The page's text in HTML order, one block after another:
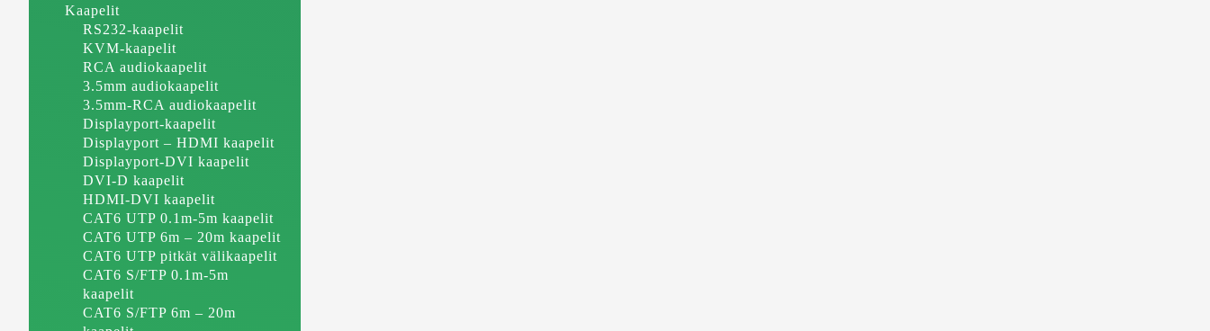
Kaapelit
RS232-kaapelit
KVM-kaapelit
RCA audiokaapelit
3.5mm audiokaapelit
3.5mm-RCA audiokaapelit
Displayport-kaapelit
Displayport – HDMI kaapelit
Displayport-DVI kaapelit
DVI-D kaapelit
HDMI-DVI kaapelit
CAT6 UTP 0.1m-5m kaapelit
CAT6 UTP 6m – 20m kaapelit
CAT6 UTP pitkät välikaapelit
CAT6 S/FTP 0.1m-5m
kaapelit
CAT6 S/FTP 6m – 20m